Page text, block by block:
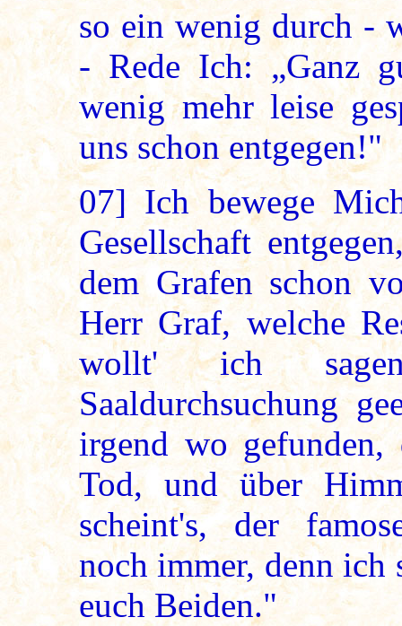
so ein wenig durch -
- Rede Ich: „Ganz
wenig mehr leise
uns schon entgegen!"
07] Ich bewege
Gesellschaft
dem Grafen schon
Herr Graf, welche
wollt' ich
Saaldurchsuchung
irgend wo
Tod, und über
scheint's, der
noch immer, denn ich
euch Beiden."